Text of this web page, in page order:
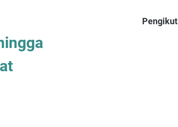
Pengikut